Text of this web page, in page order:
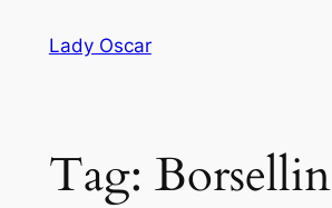
Lady Oscar
Tag: